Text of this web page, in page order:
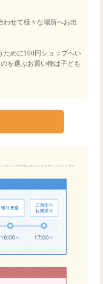
わせて様々な場所へお出
ために100円ショップへい
を選ぶお買い物は子ども